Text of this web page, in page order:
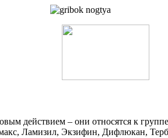
действием – они относятся к
Ламизил, Экзифин, Дифлюкан,